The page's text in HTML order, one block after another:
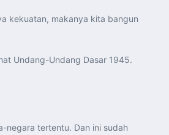
kekuatan, makanya kita bangun
Undang-Undang Dasar 1945.
negara tertentu. Dan ini sudah